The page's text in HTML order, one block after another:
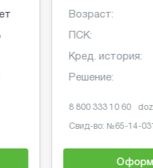
Возраст:
ПСК:
Кред. история:
Решение:
8 800 333 10 60
Свид-во: №65-14-